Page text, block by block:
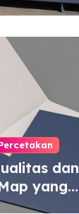
dan
yang